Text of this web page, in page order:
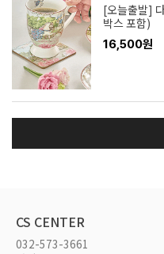
[오늘출발]
박스 포함)
16,500원
CS CENTER
032-573-3661